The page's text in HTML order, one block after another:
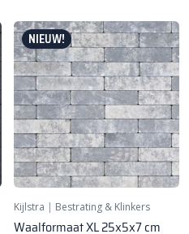
NIEUW!
Kijlstra | Bestrating & Klinkers
Waalformaat XL 25x5x7 cm